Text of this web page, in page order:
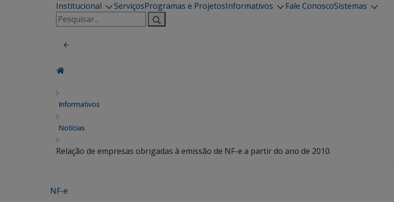
Institucional ServiçosProgramas e ProjetosInformativos Fale ConoscoSistemas
Pesquisar
por:
Informativos
Notícias
Relação de empresas obrigadas à emissão de NF-e a partir do ano de 2010.
NF-e